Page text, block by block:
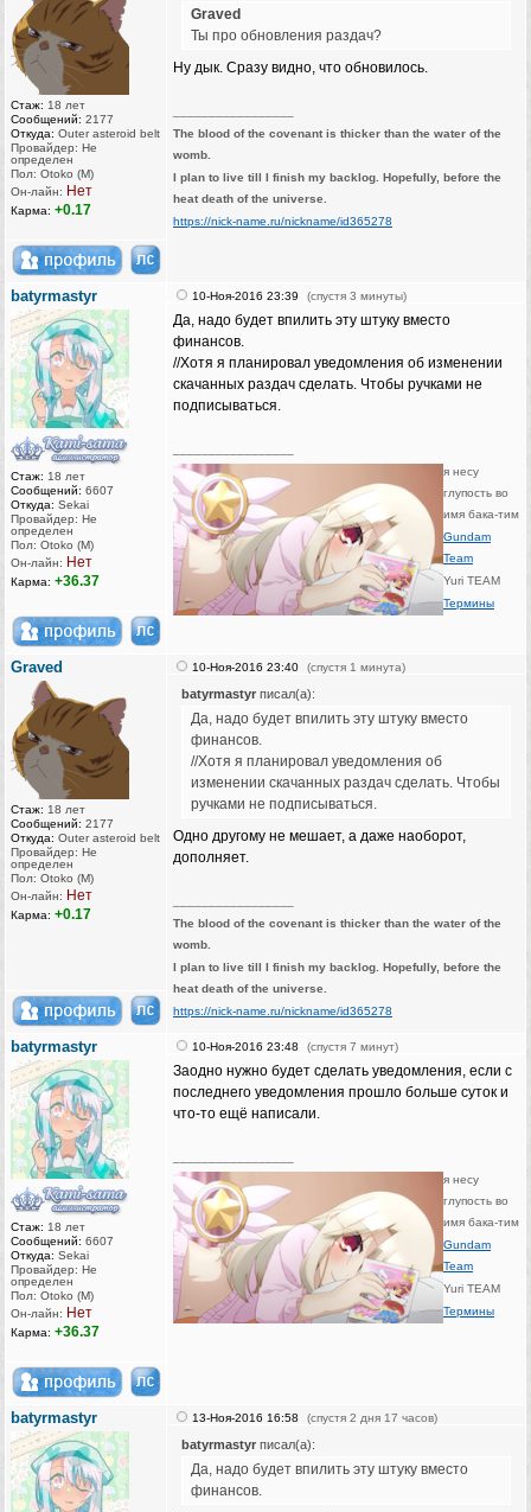
Стаж: 18 лет
Сообщений: 2177
Откуда: Outer asteroid belt
Провайдер: Не
определен
Пол: Otoko (M)
Он-лайн: Нет
Карма: +0.17
Graved
Ты про обновления раздач?
Ну дык. Сразу видно, что обновилось.
The blood of the covenant is thicker than the water of the
womb.
I plan to live till I finish my backlog. Hopefully, before the
heat death of the universe.
https://nick-name.ru/nickname/id365278
batyrmastyr
Стаж: 18 лет
Сообщений: 6607
Откуда: Sekai
Провайдер: Не
определен
Пол: Otoko (M)
Он-лайн: Нет
Карма: +36.37
10-Ноя-2016 23:39 (спустя 3 минуты)
Да, надо будет впилить эту штуку вместо
финансов.
//Хотя я планировал уведомления об изменении
скачанных раздач сделать. Чтобы ручками не
подписываться.
я несу
глупость во
имя бака-тим
Gundam
Team
Yuri TEAM
Термины
Graved
Стаж: 18 лет
Сообщений: 2177
Откуда: Outer asteroid belt
Провайдер: Не
определен
Пол: Otoko (M)
Он-лайн: Нет
Карма: +0.17
10-Ноя-2016 23:40 (спустя 1 минута)
batyrmastyr писал(а):
Да, надо будет впилить эту штуку вместо
финансов.
//Хотя я планировал уведомления об
изменении скачанных раздач сделать. Чтобы
ручками не подписываться.
Одно другому не мешает, а даже наоборот,
дополняет.
The blood of the covenant is thicker than the water of the
womb.
I plan to live till I finish my backlog. Hopefully, before the
heat death of the universe.
https://nick-name.ru/nickname/id365278
batyrmastyr
Стаж: 18 лет
Сообщений: 6607
Откуда: Sekai
Провайдер: Не
определен
Пол: Otoko (M)
Он-лайн: Нет
Карма: +36.37
10-Ноя-2016 23:48 (спустя 7 минут)
Заодно нужно будет сделать уведомления, если с
последнего уведомления прошло больше суток и
что-то ещё написали.
я несу
глупость во
имя бака-тим
Gundam
Team
Yuri TEAM
Термины
batyrmastyr 13-Ноя-2016 16:58 (спустя 2 дня 17 часов)
batyrmastyr писал(а):
Да, надо будет впилить эту штуку вместо
финансов.